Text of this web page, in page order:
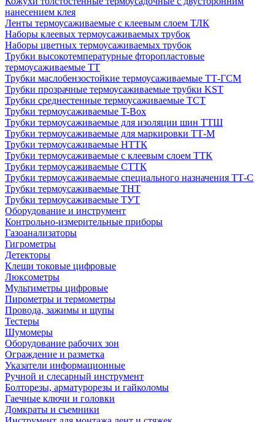
нанесением клея
Ленты термоусаживаемые с клеевым слоем ТЛК
Наборы клеевых термоусаживаемых трубок
Наборы цветных термоусаживаемых трубок
Трубки высокотемпературные фторопластовые
термоусаживаемые ТТ
Трубки маслобензостойкие термоусаживаемые ТТ-ГСМ
Трубки прозрачные термоусаживаемые трубки KST
Трубки среднестенные термоусаживаемые ТСТ
Трубки термоусаживаемые T-Box
Трубки термоусаживаемые для изоляции шин ТТШ
Трубки термоусаживаемые для маркировки ТТ-М
Трубки термоусаживаемые НTТК
Трубки термоусаживаемые с клеевым слоем TТК
Трубки термоусаживаемые СTТК
Трубки термоусаживаемые специального назначения ТТ-С
Трубки термоусаживаемые ТНТ
Трубки термоусаживаемые ТУТ
Оборудование и инструмент
Контрольно-измерительные приборы
Газоанализаторы
Гигрометры
Детекторы
Клещи токовые цифровые
Люксометры
Мультиметры цифровые
Пирометры и термометры
Провода, зажимы и щупы
Тестеры
Шумомеры
Оборудование рабочих зон
Ограждение и разметка
Указатели информационные
Ручной и слесарный инструмент
Болторезы, арматурорезы и гайколомы
Гаечные ключи и головки
Домкраты и съемники